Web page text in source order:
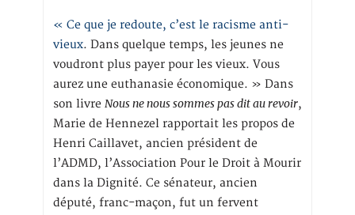
« Ce que je redoute, c’est le racisme anti-
vieux. Dans quelque temps, les jeunes ne
voudront plus payer pour les vieux. Vous
aurez une euthanasie économique. » Dans
son livre Nous ne nous sommes pas dit au revoir,
Marie de Hennezel rapportait les propos de
Henri Caillavet, ancien président de
l’ADMD, l’Association Pour le Droit à Mourir
dans la Dignité. Ce sénateur, ancien
député, franc-maçon, fut un fervent